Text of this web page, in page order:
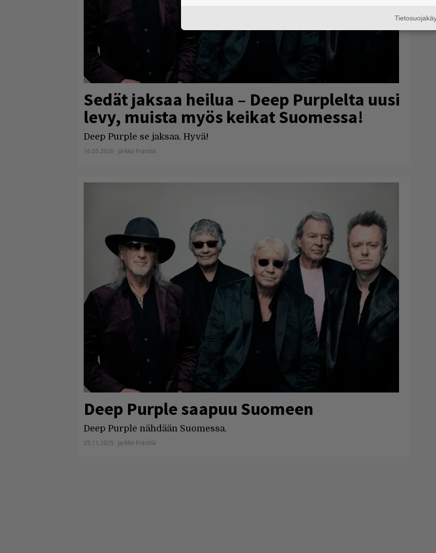
Sedät jaksaa heilua – Deep Purplelta uusi
levy, muista myös keikat Suomessa!
Deep Purple se jaksaa. Hyvä!
16.05.2026 Jarkko Fräntilä
Deep Purple saapuu Suomeen
Deep Purple nähdään Suomessa.
25.11.2025 Jarkko Fräntilä